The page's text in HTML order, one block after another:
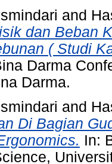
and
dan Beban
( Studi
Darma
Darma.
and
Di Bagian
In: